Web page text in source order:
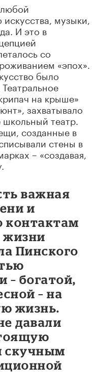
музыки,
И это в
со
«эпох».
было
на крыше»
захватывало
театр.
созданные в
стены в
– «создавая,
важная
и
контактам
жизни
Пинского
– богатой,
– на
жизнь.
давали
скучным